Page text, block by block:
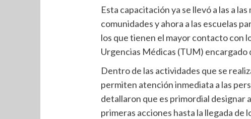
Esta capacitación ya se llevó a las a
comunidades y ahora a las escuelas
los que tienen el mayor contacto con
Urgencias Médicas (TUM) encargado
Dentro de las actividades que se
permiten atención inmediata a las
detallaron que es primordial designar
primeras acciones hasta la llegada de